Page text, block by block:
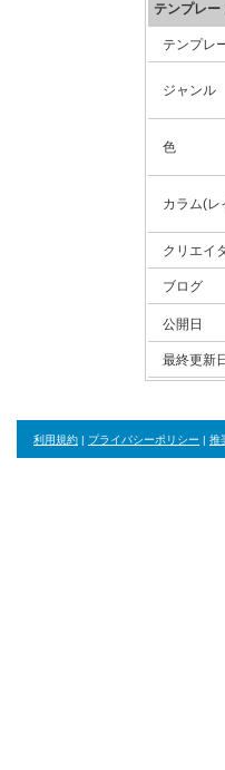
テンプレー
テンプレ
ジャンル
色
カラム(レ
クリエイ
ブログ
公開日
最終更新日
利用規約 | プライバシーポリシー | 推